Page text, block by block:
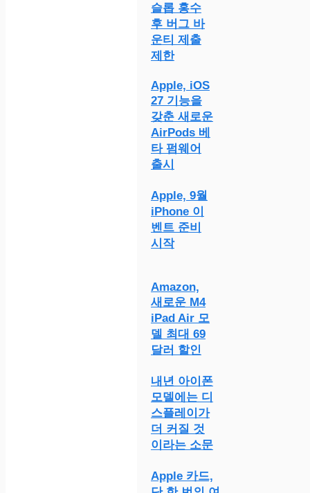
슬롭 홍수
후 버그 바
운티 제출
제한
Apple, iOS
27 기능을
갖춘 새로운
AirPods 베
타 펌웨어
출시
Apple, 9월
iPhone 이
벤트 준비
시작
Amazon,
새로운 M4
iPad Air 모
델 최대 69
달러 할인
내년 아이폰
모델에는 디
스플레이가
더 커질 것
이라는 소문
Apple 카드,